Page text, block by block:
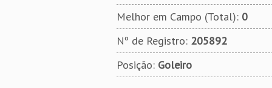
Melhor em Campo (Total): 0
Nº de Registro: 205892
Posição: Goleiro